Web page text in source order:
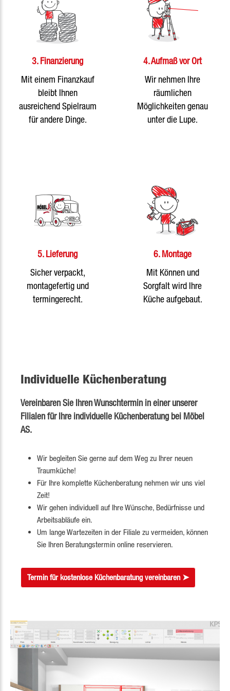
3. Finanzierung
Mit einem Finanzkauf
bleibt Ihnen
ausreichend Spielraum
für andere Dinge.
4. Aufmaß vor Ort
Wir nehmen Ihre
räumlichen
Möglichkeiten genau
unter die Lupe.
5. Lieferung
Sicher verpackt,
montagefertig und
termingerecht.
6. Montage
Mit Können und
Sorgfalt wird Ihre
Küche aufgebaut.
Individuelle Küchenberatung
Vereinbaren Sie Ihren Wunschtermin in einer unserer
Filialen für Ihre individuelle Küchenberatung bei Möbel
AS.
Wir begleiten Sie gerne auf dem Weg zu Ihrer neuen
Traumküche!
Für Ihre komplette Küchenberatung nehmen wir uns viel
Zeit!
Wir gehen individuell auf Ihre Wünsche, Bedürfnisse und
Arbeitsabläufe ein.
Um lange Wartezeiten in der Filiale zu vermeiden, können
Sie Ihren Beratungstermin online reservieren.
Termin für kostenlose Küchenbaratung vereinbaren ➤